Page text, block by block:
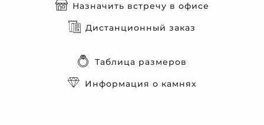
Назначить встречу в офисе
Дистанционный заказ
Таблица размеров
Информация о камнях